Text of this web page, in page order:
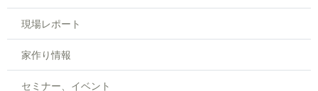
現場レポート
家作り情報
セミナー、イベント